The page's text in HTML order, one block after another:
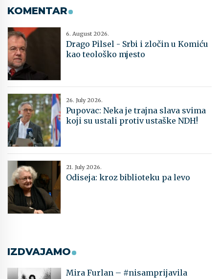
KOMENTAR
6. August 2026.
Drago Pilsel - Srbi i zločin u Komiću
kao teološko mjesto
26. July 2026.
Pupovac: Neka je trajna slava svima
koji su ustali protiv ustaške NDH!
21. July 2026.
Odiseja: kroz biblioteku pa levo
IZDVAJAMO
Mira Furlan – #nisamprijavila